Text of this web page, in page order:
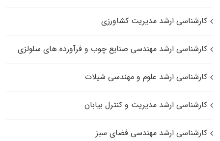
کارشناسی ارشد مدیریت کشاورزی
کارشناسی ارشد مهندسی صنایع چوب و فرآورده‌ های سلولزی
کارشناسی ارشد علوم و مهندسی شیلات
کارشناسی ارشد مدیریت و کنترل بیابان
کارشناسی ارشد مهندسی فضای سبز